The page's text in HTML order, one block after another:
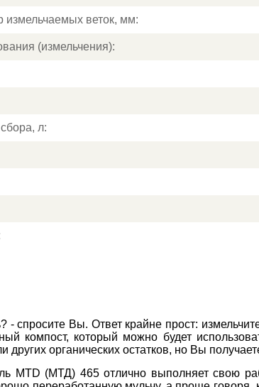
веток, мм:
(измельчения):
л:
- спросите Вы. Ответ крайне прост:
компост, который можно будет
других органических остатков, но Вы
MTD (МТД) 465 отлично выполняет свою